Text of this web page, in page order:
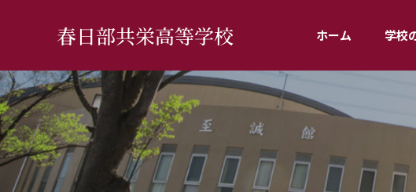
春日部共栄高等学校 ホーム 学校